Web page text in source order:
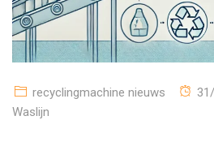
recyclingmachine nieuws
Waslijn